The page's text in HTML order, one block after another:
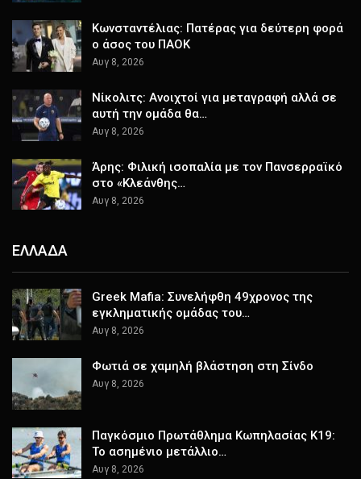
Κωνσταντέλιας: Πατέρας για δεύτερη φορά
ο άσος του ΠΑΟΚ
Αυγ 8, 2026
Νίκολιτς: Ανοιχτοί για μεταγραφή αλλά σε
αυτή την ομάδα θα…
Αυγ 8, 2026
Άρης: Φιλική ισοπαλία με τον Πανσερραϊκό
στο «Κλεάνθης…
Αυγ 8, 2026
ΕΛΛΑΔΑ
Greek Mafia: Συνελήφθη 49χρονος της
εγκληματικής ομάδας του…
Αυγ 8, 2026
Φωτιά σε χαμηλή βλάστηση στη Σίνδο
Αυγ 8, 2026
Παγκόσμιο Πρωτάθλημα Κωπηλασίας Κ19:
Το ασημένιο μετάλλιο…
Αυγ 8, 2026